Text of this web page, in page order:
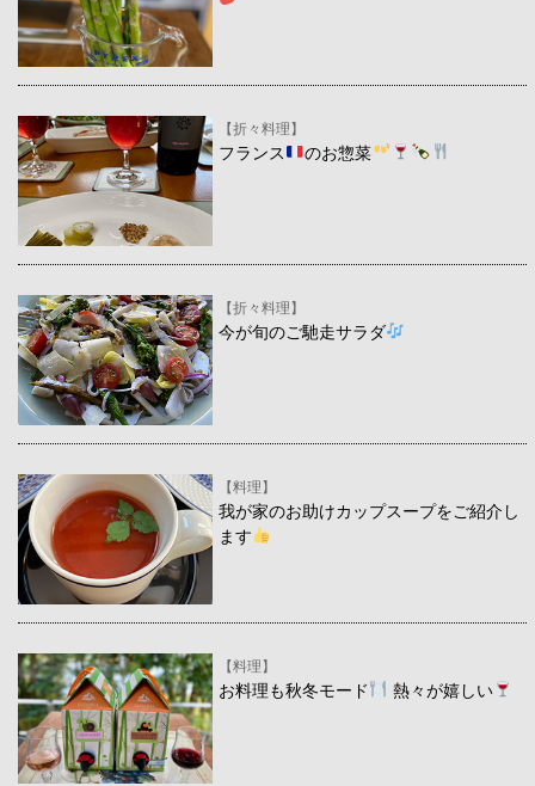
【折々料理】
フランス のお惣菜
【折々料理】
今が旬のご馳走サラダ
【料理】
我が家のお助けカップスープをご紹介し
ます
【料理】
お料理も秋冬モード 熱々が嬉しい